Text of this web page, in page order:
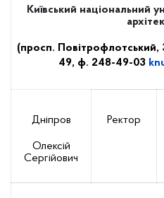
Київський національний
(просп. Повітрофлотський,
49, ф. 248-49-03
Дніпров
Олексій
Сергійович
Ректор